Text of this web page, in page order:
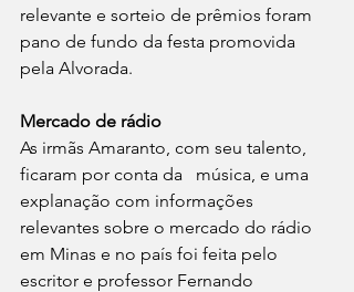
relevante e sorteio de prêmios foram
pano de fundo da festa promovida
pela Alvorada.
Mercado de rádio
As irmãs Amaranto, com seu talento,
ficaram por conta da   música, e uma
explanação com informações
relevantes sobre o mercado do rádio
em Minas e no país foi feita pelo
escritor e professor Fernando